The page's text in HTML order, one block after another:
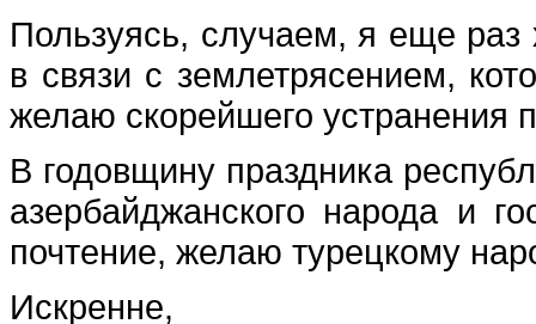
Пользуясь, случаем, я еще раз
в связи с землетрясением,
желаю скорейшего устранения
В годовщину праздника
азербайджанского народа и
почтение, желаю турецкому
Искренне,